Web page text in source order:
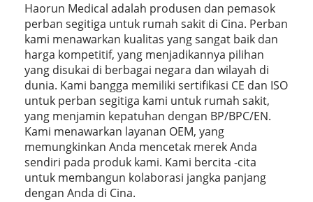
Haorun Medical adalah produsen dan pemasok
perban segitiga untuk rumah sakit di Cina. Perban
kami menawarkan kualitas yang sangat baik dan
harga kompetitif, yang menjadikannya pilihan
yang disukai di berbagai negara dan wilayah di
dunia. Kami bangga memiliki sertifikasi CE dan ISO
untuk perban segitiga kami untuk rumah sakit,
yang menjamin kepatuhan dengan BP/BPC/EN.
Kami menawarkan layanan OEM, yang
memungkinkan Anda mencetak merek Anda
sendiri pada produk kami. Kami bercita -cita
untuk membangun kolaborasi jangka panjang
dengan Anda di Cina.